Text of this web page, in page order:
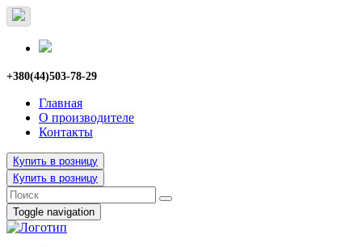
+380(44)503-78-29
Главная
О производителе
Контакты
Купить в розницу
Купить в розницу
Toggle navigation